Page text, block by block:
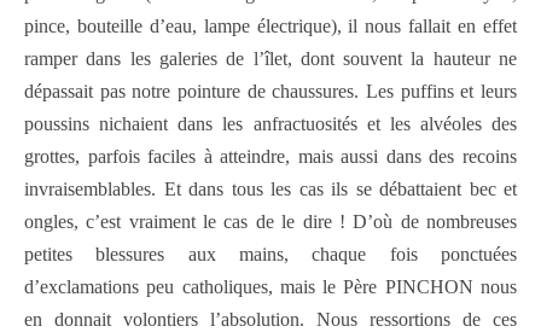
pince, bouteille d’eau, lampe électrique), il nous fallait en effet
ramper dans les galeries de l’îlet, dont souvent la hauteur ne
dépassait pas notre pointure de chaussures. Les puffins et leurs
poussins nichaient dans les anfractuosités et les alvéoles des
grottes, parfois faciles à atteindre, mais aussi dans des recoins
invraisemblables. Et dans tous les cas ils se débattaient bec et
ongles, c’est vraiment le cas de le dire ! D’où de nombreuses
petites blessures aux mains, chaque fois ponctuées
d’exclamations peu catholiques, mais le Père PINCHON nous
en donnait volontiers l’absolution. Nous ressortions de ces